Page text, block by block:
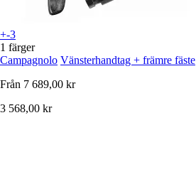
+-3
1 färger
Campagnolo Vänsterhandtag + främre fäste
Från 7 689,00 kr
3 568,00 kr